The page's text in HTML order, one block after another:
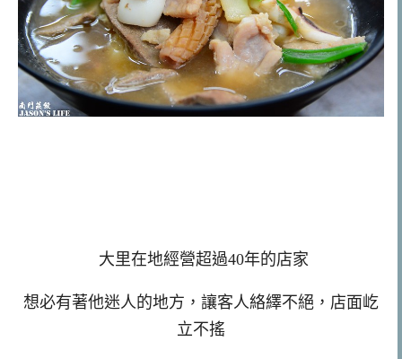
大里在地經營超過40年的店家
想必有著他迷人的地方，讓客人絡繹不絕，店面屹
立不搖